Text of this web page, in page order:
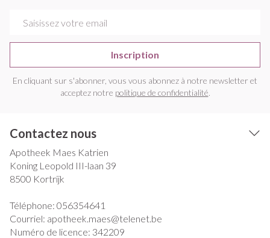
Inscription
En cliquant sur s'abonner, vous vous abonnez à notre newsletter et
acceptez notre politique de confidentialité.
Contactez nous
Apotheek Maes Katrien
Koning Leopold III-laan 39
8500 Kortrijk
Téléphone: 056354641
Courriel: apotheek.maes@telenet.be
Numéro de licence: 342209